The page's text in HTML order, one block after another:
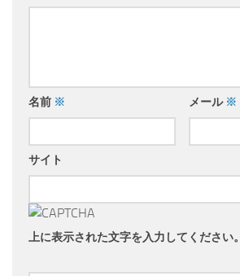
名前 ※ メール ※
サイト
上に表示された文字を入力してください。